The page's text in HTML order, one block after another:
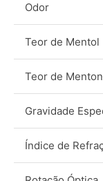
Odor
Teor de Mentol
Teor de
Gravidade
Índice de